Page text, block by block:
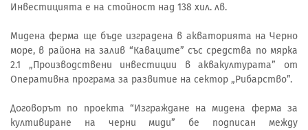
Инвестицията е на стойност над 138 хил. лв.
Мидена ферма ще бъде изградена в акваторията на Черно
море, в района на залив “Каваците” със средства по мярка
2.1 „Производствени инвестиции в аквакултурата” от
Оперативна програма за развитие на сектор „Рибарство”.
Договорът по проекта “Изграждане на мидена ферма за
култивиране на черни миди” бе подписан между